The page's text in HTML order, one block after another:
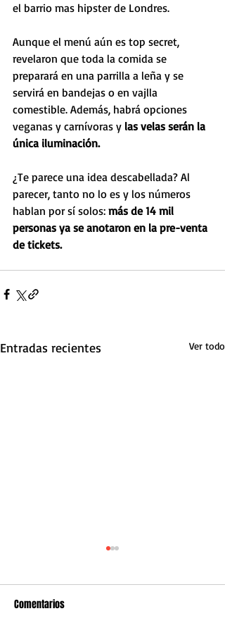
el barrio mas hipster de Londres.
Aunque el menú aún es top secret,
revelaron que toda la comida se
preparará en una parrilla a leña y se
servirá en bandejas o en vajlla
comestible. Además, habrá opciones
veganas y carnívoras y las velas serán la
única iluminación.
¿Te parece una idea descabellada? Al
parecer, tanto no lo es y los números
hablan por sí solos: más de 14 mil
personas ya se anotaron en la pre-venta
de tickets.
Entradas recientes Ver todo
Comentarios